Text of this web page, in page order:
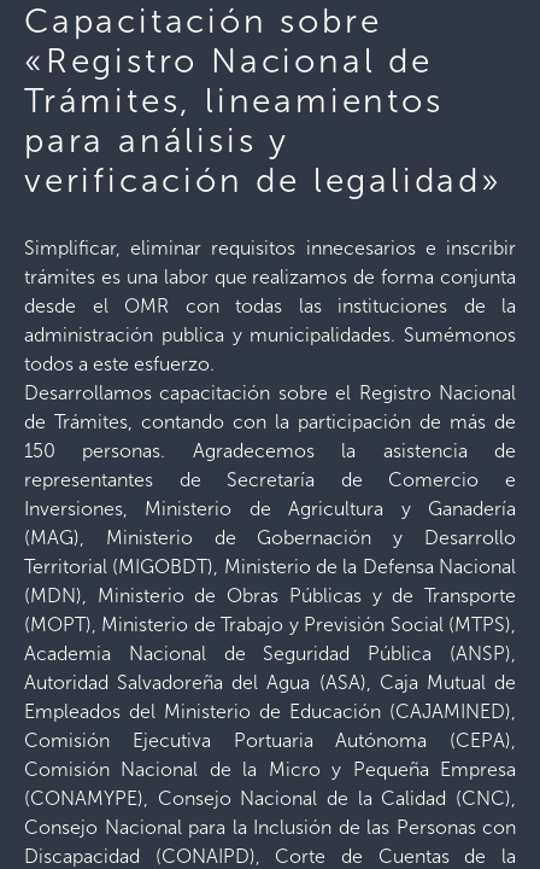
Capacitación sobre
«Registro Nacional de
Trámites, lineamientos
para análisis y
verificación de legalidad»
Simplificar, eliminar requisitos innecesarios e inscribir
trámites es una labor que realizamos de forma conjunta
desde el OMR con todas las instituciones de la
administración publica y municipalidades. Sumémonos
todos a este esfuerzo.
Desarrollamos capacitación sobre el Registro Nacional
de Trámites, contando con la participación de más de
150 personas. Agradecemos la asistencia de
representantes de Secretaría de Comercio e
Inversiones, Ministerio de Agricultura y Ganadería
(MAG), Ministerio de Gobernación y Desarrollo
Territorial (MIGOBDT), Ministerio de la Defensa Nacional
(MDN), Ministerio de Obras Públicas y de Transporte
(MOPT), Ministerio de Trabajo y Previsión Social (MTPS),
Academia Nacional de Seguridad Pública (ANSP),
Autoridad Salvadoreña del Agua (ASA), Caja Mutual de
Empleados del Ministerio de Educación (CAJAMINED),
Comisión Ejecutiva Portuaria Autónoma (CEPA),
Comisión Nacional de la Micro y Pequeña Empresa
(CONAMYPE), Consejo Nacional de la Calidad (CNC),
Consejo Nacional para la Inclusión de las Personas con
Discapacidad (CONAIPD), Corte de Cuentas de la